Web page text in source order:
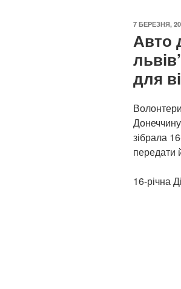
7 БЕРЕЗНЯ,
Авто
для
зібрала
передати
16-річна